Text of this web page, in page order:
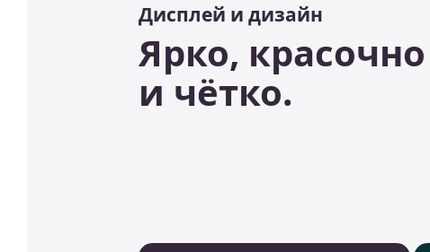
Дисплей и дизайн
Ярко, красочно
и чётко.